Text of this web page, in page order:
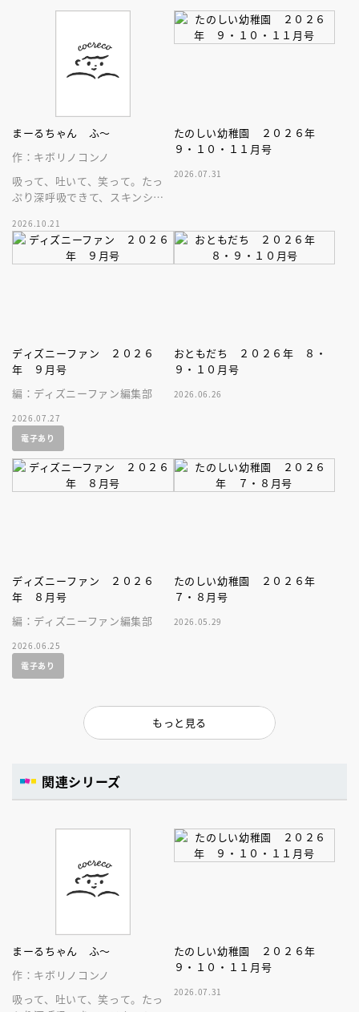
まーるちゃん ふ～
作：キボリノコンノ
吸って、吐いて、笑って。たっ
ぷり深呼吸できて、スキンシッ
家、キボリノコンノ初のファー
ストブック。
2026.10.21
たのしい幼稚園 ２０２６年
９・１０・１１月号
2026.07.31
ディズニーファン ２０２６
年 ９月号
編：ディズニーファン編集部
2026.07.27
電子あり
おともだち ２０２６年 ８・
９・１０月号
2026.06.26
ディズニーファン ２０２６
年 ８月号
編：ディズニーファン編集部
2026.06.25
電子あり
たのしい幼稚園 ２０２６年
７・８月号
2026.05.29
もっと見る
関連シリーズ
まーるちゃん ふ～
作：キボリノコンノ
吸って、吐いて、笑って。たっ
たのしい幼稚園 ２０２６年
９・１０・１１月号
2026.07.31